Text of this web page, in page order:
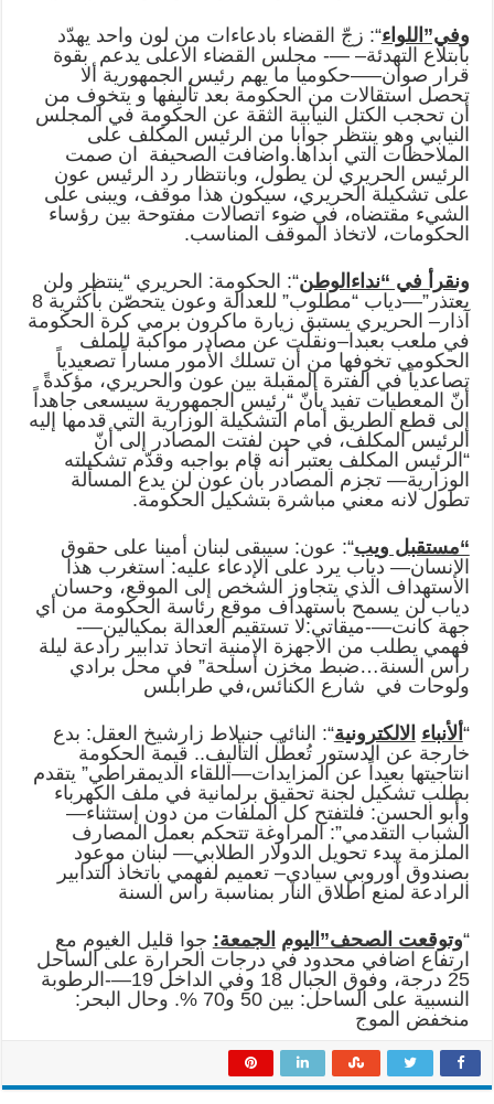
وفي”اللواء“: زجّ القضاء بادعاءات من لون واحد يهدّد
بابتلاع التهدئة– —- مجلس القضاء الاعلى يدعم بقوة
قرار صوان—–حكوميا ما يهم رئيس الجمهورية ألا
تحصل استقالات من الحكومة بعد تأليفها و يتخوف من
أن تحجب الكتل النيابية الثقة عن الحكومة في المجلس
النيابي وهو ينتظر جوابا من الرئيس المكلف على
الملاحظات التي ابداها.واضافت الصحيفة ان صمت
الرئيس الحريري لن يطول، وبانتظار رد الرئيس عون
على تشكيلة الحريري، سيكون هذا موقف، ويبنى على
الشيء مقتضاه، في ضوء اتصالات مفتوحة بين رؤساء
الحكومات، لاتخاذ الموقف المناسب.
ونقرأ في “نداءالوطن“: الحكومة: الحريري “ينتظر ولن
يعتذر”—دياب “مطلوب” للعدالة وعون يتحصّن بأكثرية 8
آذار– الحريري يستبق زيارة ماكرون برمي كرة الحكومة
في ملعب بعبدا–ونقلت عن مصادر مواكبة للملف
الحكومي تخوفها من أن تسلك الأمور مساراً تصعيدياً
تصاعدياً في الفترة المقبلة بين عون والحريري، مؤكدةً
أنّ المعطيات تفيد بأنّ “رئيس الجمهورية سيسعى جاهداً
إلى قطع الطريق أمام التشكيلة الوزارية التي قدمها إليه
الرئيس المكلف، في حين لفتت المصادر إلى أنّ
“الرئيس المكلف يعتبر أنه قام بواجبه وقدّم تشكيلته
الوزارية— تجزم المصادر بأن عون لن يدع المسألة
تطول لانه معني مباشرة بتشكيل الحكومة.
“مستقبل ويب“: عون: سيبقى لبنان أمينا على حقوق
الإنسان— دياب يرد على الإدعاء عليه: استغرب هذا
الاستهداف الذي يتجاوز الشخص إلى الموقع، وحسان
دياب لن يسمح باستهداف موقع رئاسة الحكومة من أي
جهة كانت—-ميقاتي:لا تستقيم العدالة بمكيالين—-
فهمي يطلب من الاجهزة الامنية اتحاذ تدابير رادعة ليلة
رأس السنة…ضبط مخزن أسلحة” في محل برادي
ولوحات في شارع الكنائس،في طرابلس
“ألأنباء الالكترونية“: النائب جنبلاط زارشيخ العقل: بدع
خارجة عن الدستور تُعطّل التأليف.. قيمة الحكومة
انتاجيتها بعيداً عن المزايدات—اللقاء الديمقراطي” يتقدم
بطلب تشكيل لجنة تحقيق برلمانية في ملف الكهرباء
وأبو الحسن: فلتفتح كل الملفات من دون إستثناء—
الشباب التقدمي”: المراوغة تتحكم بعمل المصارف
الملزمة ببدء تحويل الدولار الطلابي— لبنان موعود
بصندوق أوروبي سيادي– تعميم لفهمي باتخاذ التدابير
الرادعة لمنع اطلاق النار بمناسبة راس السنة
“وتوقعت الصحف”اليوم الجمعة: جوا قليل الغيوم مع
ارتفاع اضافي محدود في درجات الحرارة على الساحل
25 درجة، وفوق الجبال 18 وفي الداخل 19—-الرطوبة
النسبية على الساحل: بين 50 و70 %. وحال البحر:
منخفض الموج